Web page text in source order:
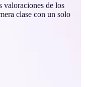
valoraciones de los
clase con un solo